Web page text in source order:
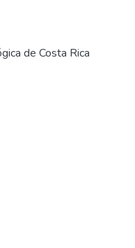
de Costa Rica